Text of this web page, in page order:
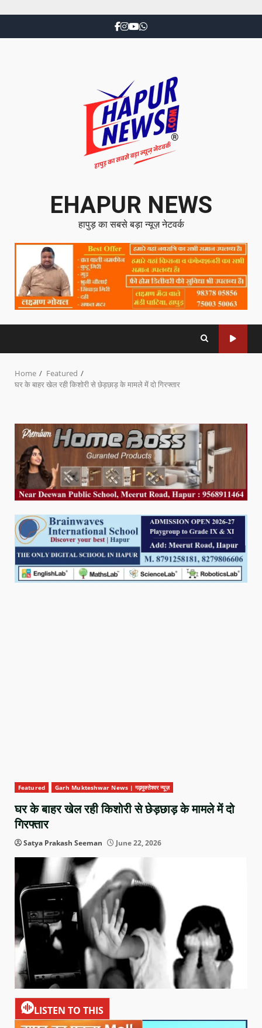
EHAPUR NEWS
हापुड़ का सबसे बड़ा न्यूज़ नेटवर्क
Home
Featured
घर के बाहर खेल रही किशोरी से छेड़छाड़ के मामले में दो गिरफ्तार
Featured Garh Mukteshwar News | गढ़मुक्तेश्वर न्यूज़
घर के बाहर खेल रही किशोरी से छेड़छाड़ के मामले में दो
गिरफ्तार
Satya Prakash Seeman June 22, 2026
LISTEN TO THIS